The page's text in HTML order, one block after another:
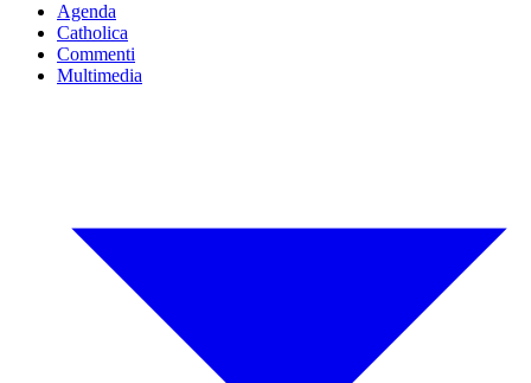
Agenda
Catholica
Commenti
Multimedia